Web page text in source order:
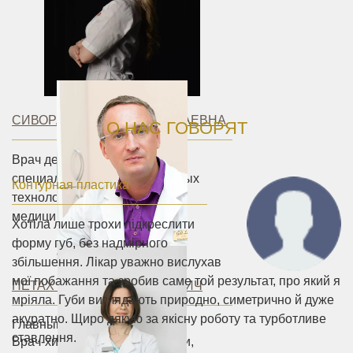
СИВОРАКША ЮЛИЯ НИКОЛАЕВНА
Врач дерматолог-косметолог,
специалист в области лазерных
технологий в эстетической
медицины.
ПЕТАХ АНДРЕЙ ВАСИЛЬЕВИЧ
Главный врач
Врач-хирург первой категории,
О НАС ГОВОРЯТ
Контурная пластика
Хотіла лише трохи підкреслити
форму губ, без надмірного
збільшення. Лікар уважно вислухав
мої побажання та зробив саме той результат, про який я
мріяла. Губи виглядають природно, симетрично й дуже
акуратно. Щиро дякую за якісну роботу та турботливе
ставлення.